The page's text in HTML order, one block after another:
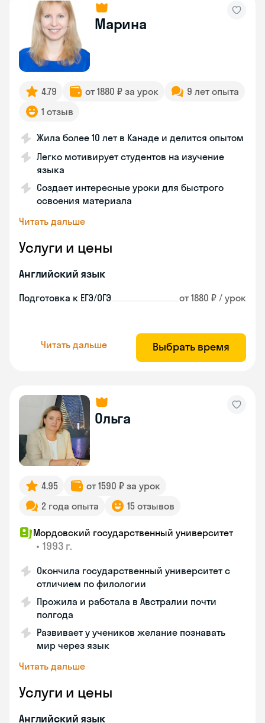
Марина
4.79 от 1880 ₽ за урок
9 лет опыта
1 отзыв
Жила более 10 лет в Канаде и делится опытом
Легко мотивирует студентов на изучение
языка
Создает интересные уроки для быстрого
освоения материала
Читать дальше
Услуги и цены
Английский язык
Подготовка к ЕГЭ/ОГЭ от 1880 ₽ / урок
Читать дальше Выбрать время
Ольга
4.95
от 1590 ₽ за урок
2 года опыта
15 отзывов
Мордовский государственный университет
• 1993 г.
Окончила государственный университет с
отличием по филологии
Прожила и работала в Австралии почти
полгода
Развивает у учеников желание познавать
мир через язык
Читать дальше
Услуги и цены
Английский язык